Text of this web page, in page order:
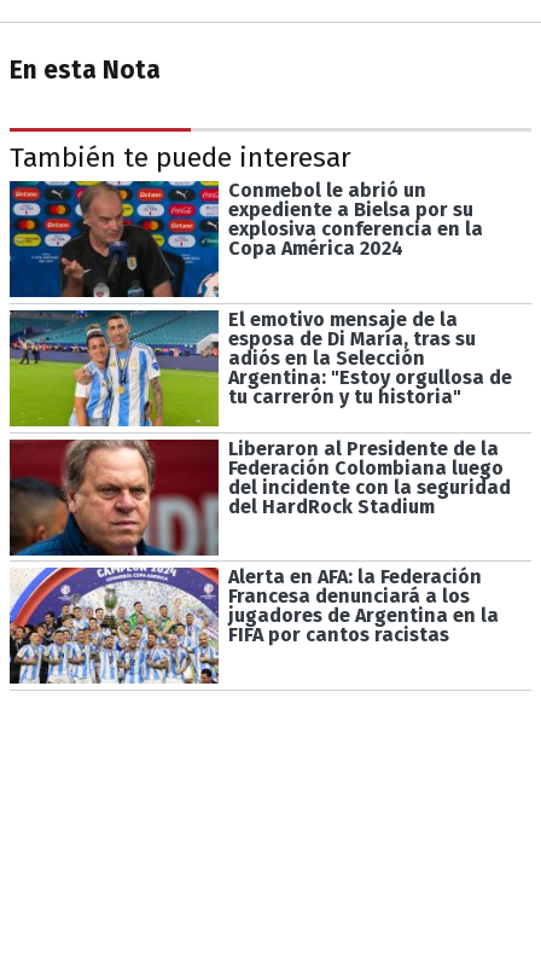
En esta Nota
También te puede interesar
Conmebol le abrió un
expediente a Bielsa por su
explosiva conferencia en la
Copa América 2024
El emotivo mensaje de la
esposa de Di María, tras su
adiós en la Selección
Argentina: "Estoy orgullosa de
tu carrerón y tu historia"
Liberaron al Presidente de la
Federación Colombiana luego
del incidente con la seguridad
del HardRock Stadium
Alerta en AFA: la Federación
Francesa denunciará a los
jugadores de Argentina en la
FIFA por cantos racistas